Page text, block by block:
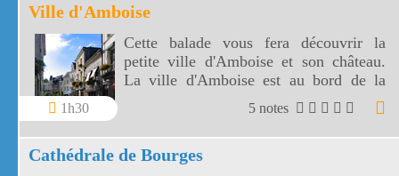
Ville d'Amboise
1h30
Cette balade vous fera découvrir la
petite ville d'Amboise et son château.
La ville d'Amboise est au bord de la
Loire, le dernier fleuve sauvage de
5 notes
Cathédrale de Bourges